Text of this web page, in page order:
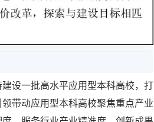
设一批高水平应用型本科高校，打
带动应用型本科高校聚焦重点产业